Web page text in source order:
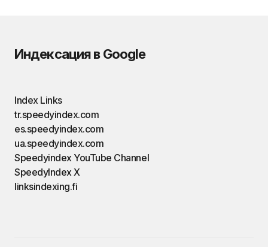
Индексация в Google
Index Links
tr.speedyindex.com
es.speedyindex.com
ua.speedyindex.com
Speedyindex YouTube Channel
SpeedyIndex X
linksindexing.fi